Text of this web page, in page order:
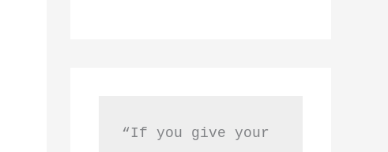
“If you give your